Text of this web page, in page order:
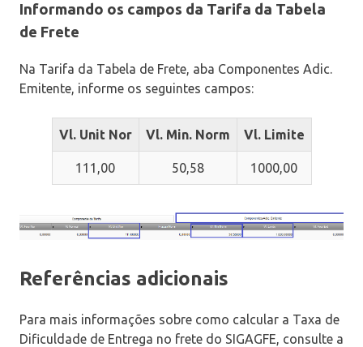
Informando os campos da Tarifa da Tabela
de Frete
Na Tarifa da Tabela de Frete, aba Componentes Adic.
Emitente, informe os seguintes campos:
Vl. Unit Nor Vl. Min. Norm Vl. Limite
111,00 50,58 1000,00
Referências adicionais
Para mais informações sobre como calcular a Taxa de
Dificuldade de Entrega no frete do SIGAGFE, consulte a